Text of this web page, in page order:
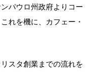
パウロ州政府よりコー
れを機に、カフェー・
スタ創業までの流れを